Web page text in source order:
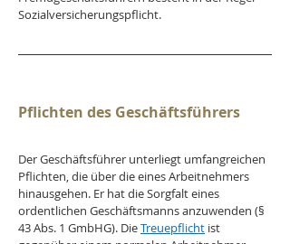
Sozialversicherungspflicht.
Pflichten des Geschäftsführers
Der Geschäftsführer unterliegt umfangreichen
Pflichten, die über die eines Arbeitnehmers
hinausgehen. Er hat die Sorgfalt eines
ordentlichen Geschäftsmanns anzuwenden (§
43 Abs. 1 GmbHG). Die Treuepflicht ist